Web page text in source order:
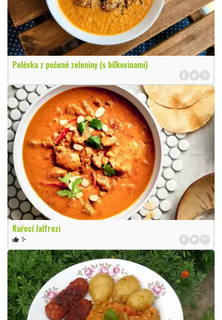
Polévka z pečené zeleniny (s bílkovinami)
Kuřecí Jalfrezi
thumb_up 1×